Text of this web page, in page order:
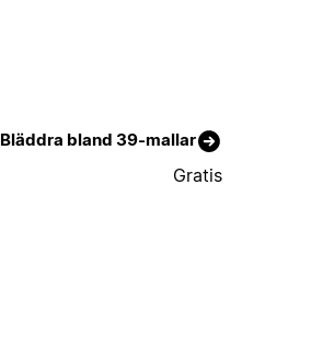
Bläddra bland 39-mallar
Gratis